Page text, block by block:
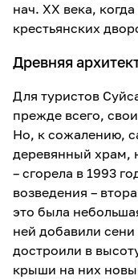
нач. XX века,
крестьянских
Древняя
Для туристов
прежде всего,
Но, к сожалению,
деревянный храм,
– сгорела в 1993
возведения –
это была
ней добавили
достроили в
крыши на них